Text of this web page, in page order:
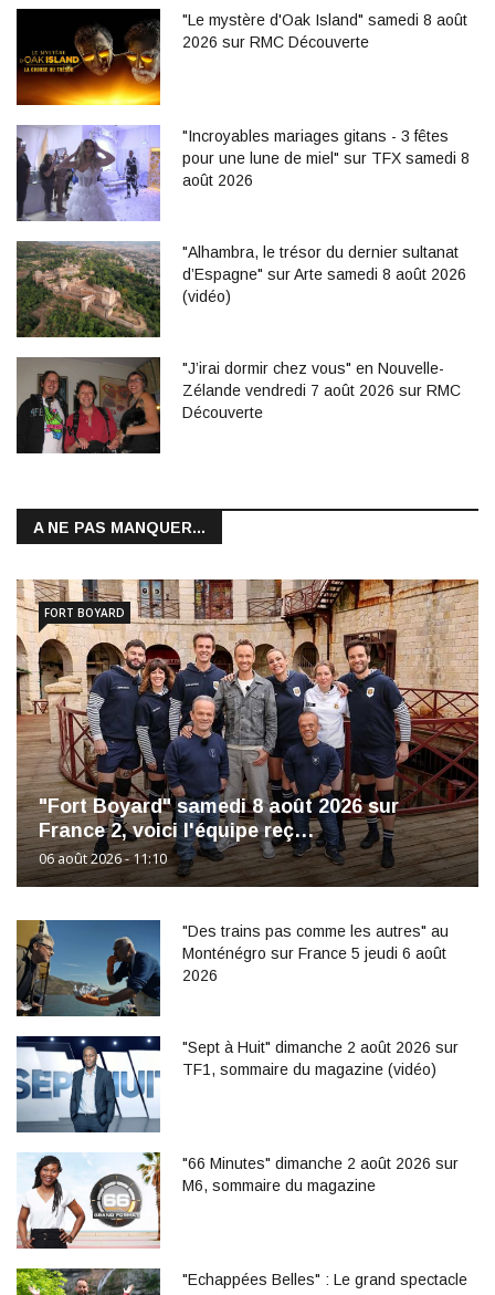
"Le mystère d'Oak Island" samedi 8 août
2026 sur RMC Découverte
"Incroyables mariages gitans - 3 fêtes
pour une lune de miel" sur TFX samedi 8
août 2026
"Alhambra, le trésor du dernier sultanat
d’Espagne" sur Arte samedi 8 août 2026
(vidéo)
"J’irai dormir chez vous" en Nouvelle-
Zélande vendredi 7 août 2026 sur RMC
Découverte
A NE PAS MANQUER...
"Fort Boyard" samedi 8 août 2026 sur
France 2, voici l'équipe reç…
06 août 2026 - 11:10
FORT BOYARD
"Des trains pas comme les autres" au
Monténégro sur France 5 jeudi 6 août
2026
"Sept à Huit" dimanche 2 août 2026 sur
TF1, sommaire du magazine (vidéo)
"66 Minutes" dimanche 2 août 2026 sur
M6, sommaire du magazine
"Echappées Belles" : Le grand spectacle